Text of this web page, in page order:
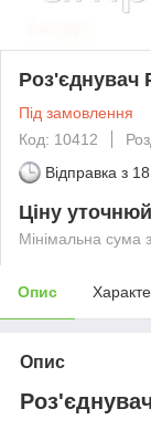
Роз'єднувач
Під замовлення
Код: 10412
Відправка з
Ціну
Мінімальна сума
Опис
Опис